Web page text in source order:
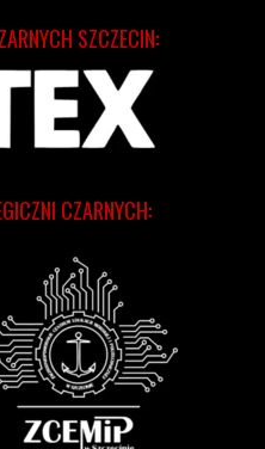
CZARNYCH:
SZCZECIN: